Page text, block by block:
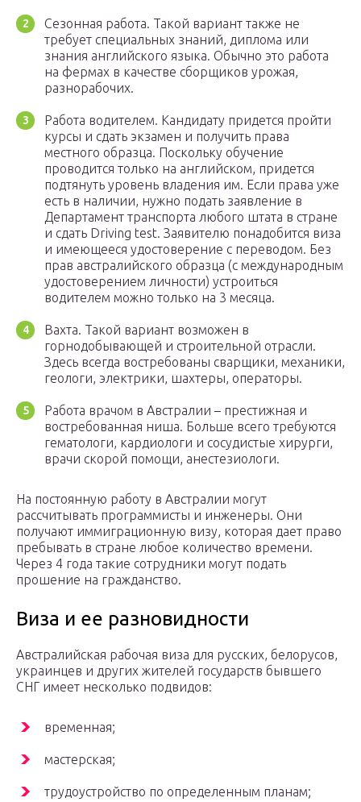
Сезонная работа. Такой вариант также не
требует специальных знаний, диплома или
знания английского языка. Обычно это работа
на фермах в качестве сборщиков урожая,
разнорабочих.
Работа водителем. Кандидату придется пройти
курсы и сдать экзамен и получить права
местного образца. Поскольку обучение
проводится только на английском, придется
подтянуть уровень владения им. Если права уже
есть в наличии, нужно подать заявление в
Департамент транспорта любого штата в стране
и сдать Driving test. Заявителю понадобится виза
и имеющееся удостоверение с переводом. Без
прав австралийского образца (с международным
удостоверением личности) устроиться
водителем можно только на 3 месяца.
Вахта. Такой вариант возможен в
горнодобывающей и строительной отрасли.
Здесь всегда востребованы сварщики, механики,
геологи, электрики, шахтеры, операторы.
Работа врачом в Австралии – престижная и
востребованная ниша. Больше всего требуются
гематологи, кардиологи и сосудистые хирурги,
врачи скорой помощи, анестезиологи.
На постоянную работу в Австралии могут
рассчитывать программисты и инженеры. Они
получают иммиграционную визу, которая дает право
пребывать в стране любое количество времени.
Через 4 года такие сотрудники могут подать
прошение на гражданство.
Виза и ее разновидности
Австралийская рабочая виза для русских, белорусов,
украинцев и других жителей государств бывшего
СНГ имеет несколько подвидов:
временная;
мастерская;
трудоустройство по определенным планам;